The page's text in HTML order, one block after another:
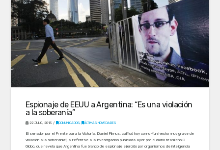
Espionaje de EEUU a Argentina: “Es una violación
a la soberanía”
22 JULIO, 2013 COMUNICADOS, ÚLTIMAS NOVEDADES
El senador por el Frente para la Victoria, Daniel Filmus, calificó hoy como «un hecho muy grave de
violación a la soberanía”, al referirse a la investigación publicada ayer por el diario brasileño O
Globo, que revela que Argentina fue blanco de espionaje ejercido por organismos de inteligencia